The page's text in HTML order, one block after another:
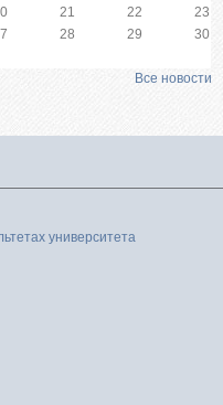
21 22
23
28 29
30
Все новости
университета